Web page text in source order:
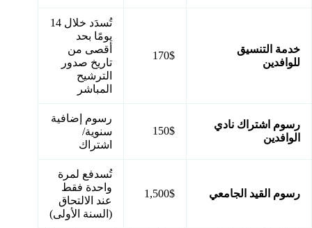
خدمة التنسيق
للوافدين
170$
تُسدَد خلال 14
يومًا بحد
أقصى من
تاريخ صدور
الترشيح
المباشر
رسوم اشتراك نادي
الوافدين
150$
رسوم إضافية
سنوية/
اشتراك
رسوم القيد الجامعي 1,500$
تُسدفع لمرة
واحدة فقط
عند الالتحاق
(السنة الأولى)